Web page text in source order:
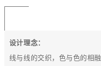
设计理念：
线与线的交织，色与色的相融